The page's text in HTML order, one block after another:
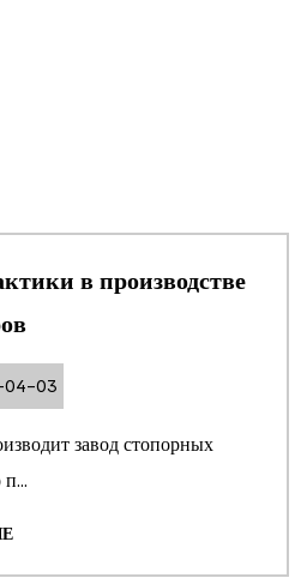
в производстве
04-03
завод стопорных